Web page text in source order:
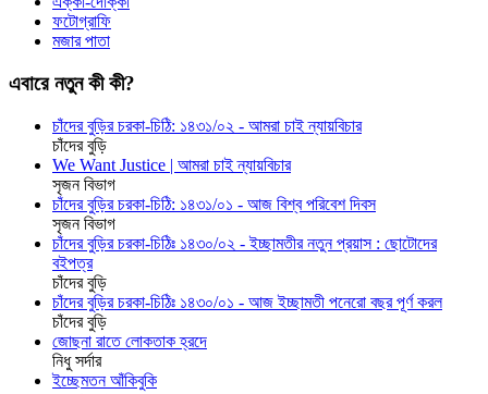
ফটোগ্রাফি
মজার পাতা
এবারে নতুন কী কী?
চাঁদের বুড়ির চরকা-চিঠি: ১৪৩১/০২ - আমরা চাই ন্যায়বিচার
চাঁদের বুড়ি
We Want Justice | আমরা চাই ন্যায়বিচার
সৃজন বিভাগ
চাঁদের বুড়ির চরকা-চিঠি: ১৪৩১/০১ - আজ বিশ্ব পরিবেশ দিবস
সৃজন বিভাগ
চাঁদের বুড়ির চরকা-চিঠিঃ ১৪৩০/০২ - ইচ্ছামতীর নতুন প্রয়াস : ছোটোদের
বইপত্র
চাঁদের বুড়ি
চাঁদের বুড়ির চরকা-চিঠিঃ ১৪৩০/০১ - আজ ইচ্ছামতী পনেরো বছর পূর্ণ করল
চাঁদের বুড়ি
জোছনা রাতে লোকতাক হ্রদে
নিধু সর্দার
ইচ্ছেমতন আঁকিবুকি